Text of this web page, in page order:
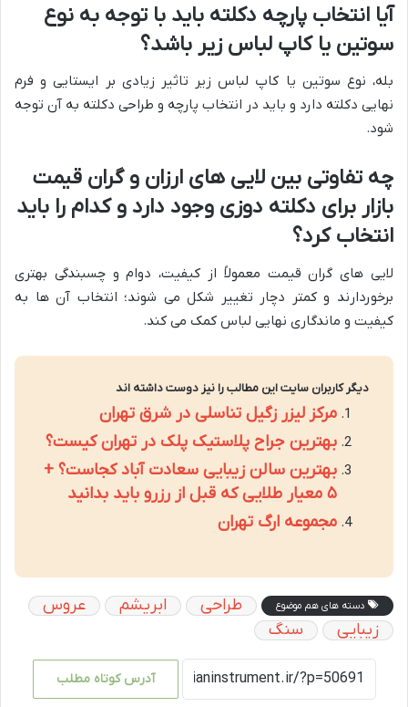
آیا انتخاب پارچه دکلته باید با توجه به نوع
سوتین یا کاپ لباس زیر باشد؟
بله، نوع سوتین یا کاپ لباس زیر تاثیر زیادی بر ایستایی و فرم
نهایی دکلته دارد و باید در انتخاب پارچه و طراحی دکلته به آن توجه
شود.
چه تفاوتی بین لایی های ارزان و گران قیمت
بازار برای دکلته دوزی وجود دارد و کدام را باید
انتخاب کرد؟
لایی های گران قیمت معمولاً از کیفیت، دوام و چسبندگی بهتری
برخوردارند و کمتر دچار تغییر شکل می شوند؛ انتخاب آن ها به
کیفیت و ماندگاری نهایی لباس کمک می کند.
دیگر کاربران سایت این مطالب را نیز دوست داشته اند
مرکز لیزر زگیل تناسلی در شرق تهران
بهترین جراح پلاستیک پلک در تهران کیست؟
بهترین سالن زیبایی سعادت آباد کجاست؟ +
۵ معیار طلایی که قبل از رزرو باید بدانید
مجموعه ارگ تهران
دسته های هم موضوع طراحی ابریشم
عروس
زیبایی
سنگ
آدرس کوتاه مطلب